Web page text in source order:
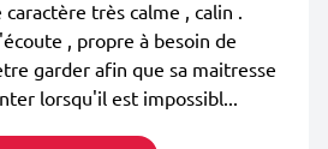
très calme , calin .
, propre à besoin de
garder afin que sa maitresse
lorsqu'il est impossibl...